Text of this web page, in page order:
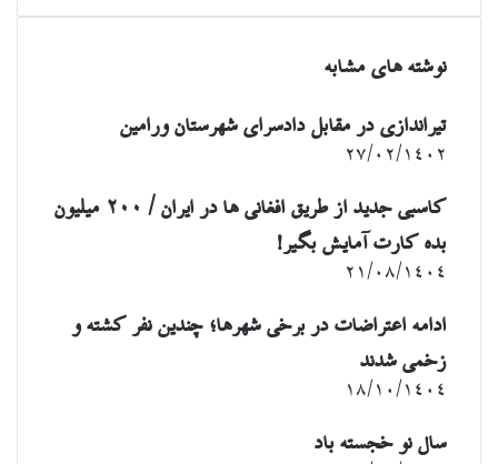
نوشته های مشابه
تیراندازی در مقابل دادسرای شهرستان ورامین
۲۷/۰۲/۱۴۰۲
کاسبی جدید از طریق افغانی ها در ایران / ۲۰۰ میلیون
بده کارت آمایش بگیر!
۲۱/۰۸/۱۴۰۴
ادامه اعتراضات در برخی شهرها؛ چندین نفر کشته و
زخمی شدند
۱۸/۱۰/۱۴۰۴
سال نو خجسته باد